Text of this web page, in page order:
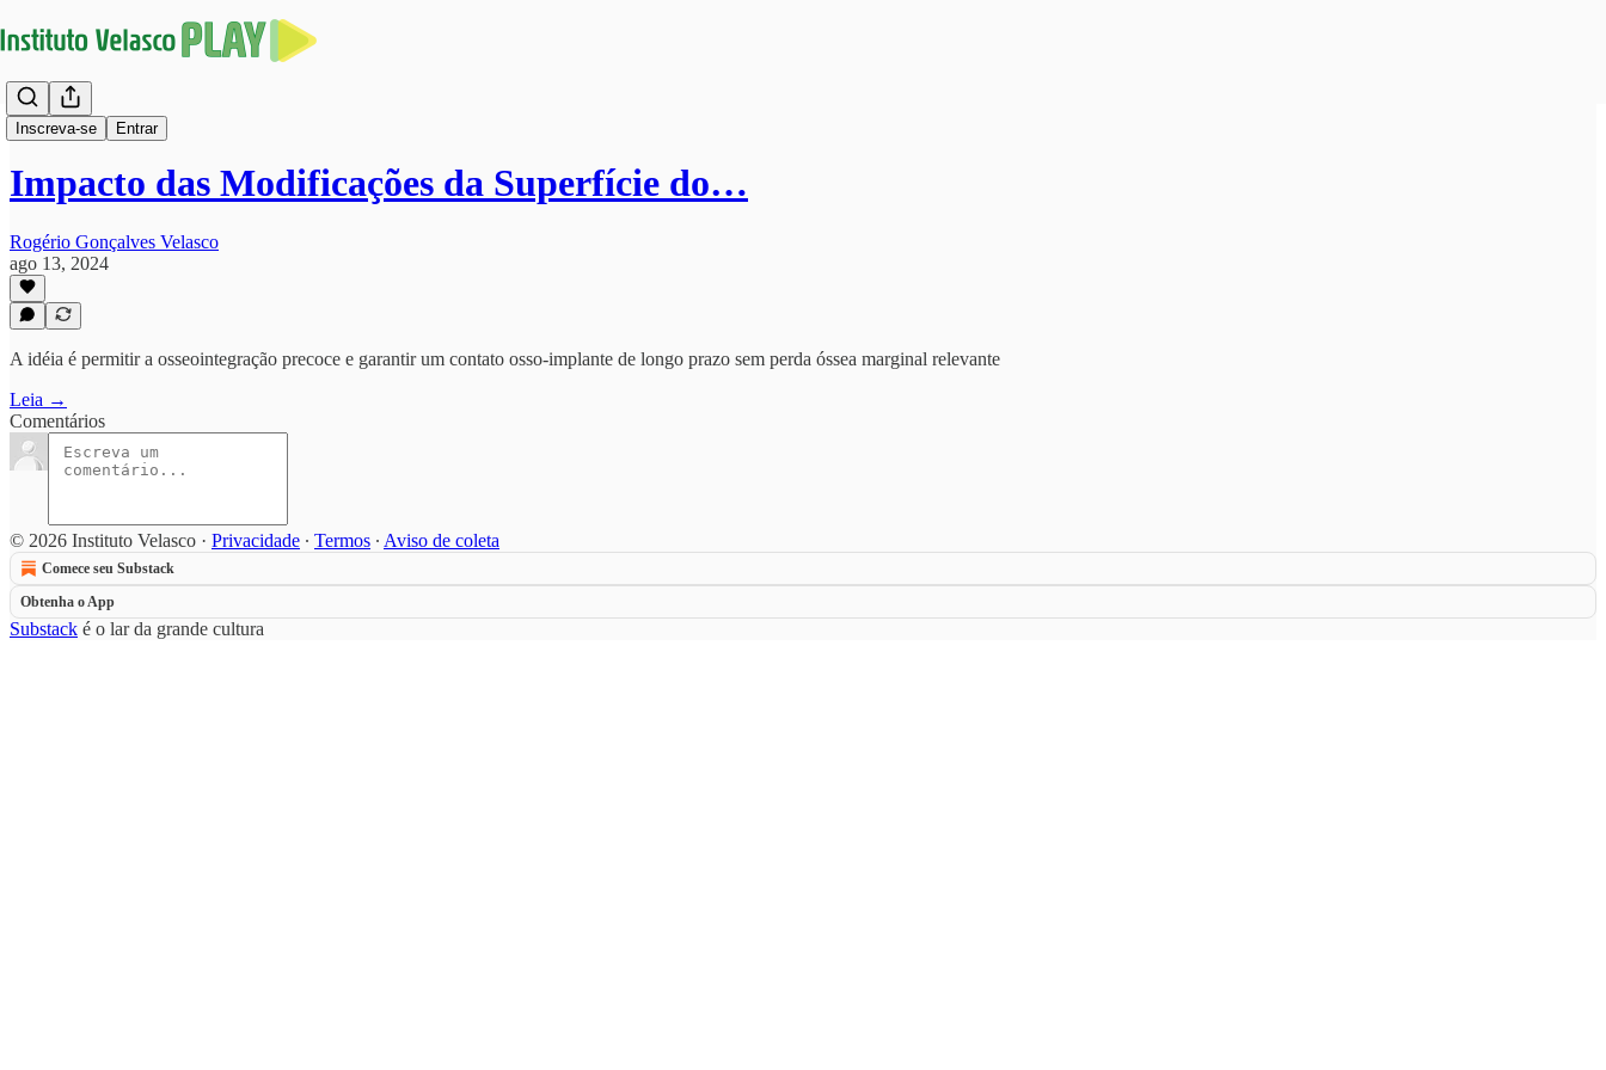
Inscreva-se Entrar
Implantodontia
Impacto das Modificações da Superfície do…
Rogério Gonçalves Velasco
ago 13, 2024
A idéia é permitir a osseointegração precoce e garantir um contato osso-implante de longo prazo sem perda óssea marginal relevante
Leia →
Comentários
© 2026 Instituto Velasco · Privacidade ∙ Termos ∙ Aviso de coleta
Comece seu Substack
Obtenha o App
Substack é o lar da grande cultura